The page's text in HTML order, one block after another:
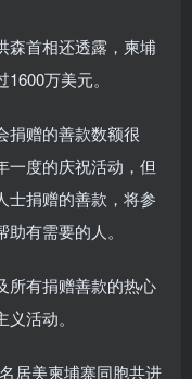
森首相还透露，柬埔
万美元。
捐赠的善款数额很
一度的庆祝活动，但
士捐赠的善款，将参
有需要的人。
所有捐赠善款的热心
活动。
居美柬埔寨同胞共进